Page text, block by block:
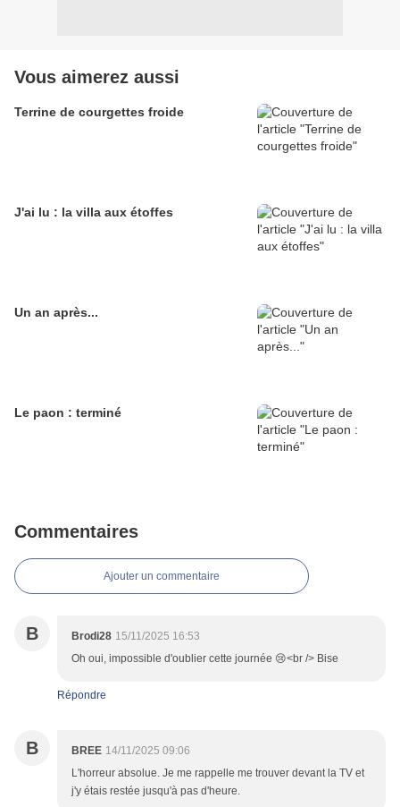
Vous aimerez aussi
Terrine de courgettes froide
J'ai lu : la villa aux étoffes
Un an après...
Le paon : terminé
Commentaires
Ajouter un commentaire
B Brodi28 15/11/2025 16:53
Oh oui, impossible d'oublier cette journée 😢<br /> Bise
Répondre
B BREE 14/11/2025 09:06
L'horreur absolue. Je me rappelle me trouver devant la TV et
j'y étais restée jusqu'à pas d'heure.